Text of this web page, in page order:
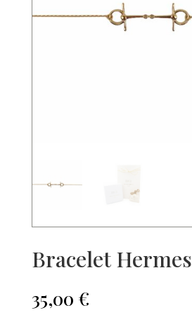
Bracelet Hermes
35,00 €